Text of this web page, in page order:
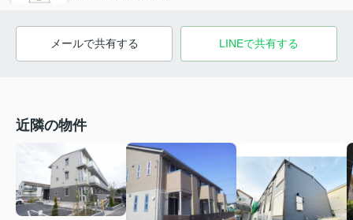
メールで共有する LINEで共有する
近隣の物件